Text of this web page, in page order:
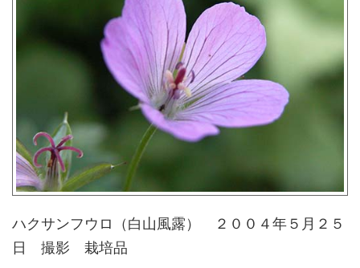
ハクサンフウロ（白山風露） ２００４年５月２５
日 撮影 栽培品